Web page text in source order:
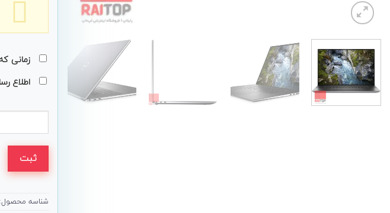
زمانی
اطلاع
ثبت
شناسه محصول: